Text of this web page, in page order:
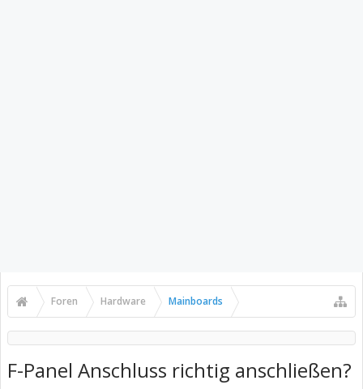
Foren Hardware Mainboards
F-Panel Anschluss richtig anschließen?